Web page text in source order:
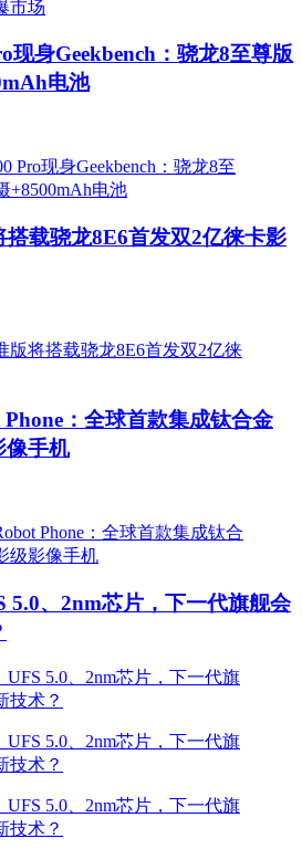
现身Geekbench：骁龙8至尊版
电池
搭载骁龙8E6首发双2亿徕卡影
：全球首款集成钛合金
像手机
5.0、2nm芯片，下一代旗舰会